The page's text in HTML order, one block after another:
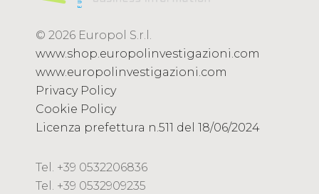
© 2026 Europol S.r.l.
www.shop.europolinvestigazioni.com
www.europolinvestigazioni.com
Privacy Policy
Cookie Policy
Licenza prefettura n.511 del 18/06/2024
Tel. +39 0532206836
Tel. +39 0532909235